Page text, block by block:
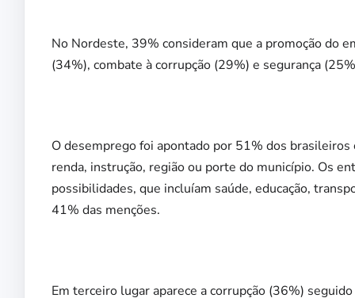
No Nordeste, 39% consideram que a promoção do
(34%), combate à corrupção (29%) e segurança
O desemprego foi apontado por 51% dos
renda, instrução, região ou porte do município. Os
possibilidades, que incluíam saúde, educação,
41% das menções.
Em terceiro lugar aparece a corrupção (36%)